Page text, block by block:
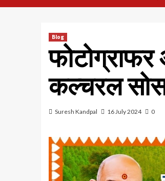
Blog
फोटोग्राफर
कल्चरल
Suresh Kandpal 16 July 2024 0